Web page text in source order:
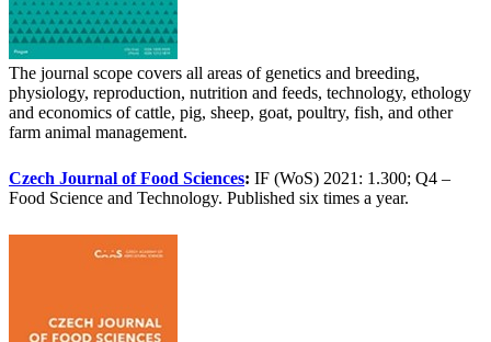
The journal scope covers all areas of genetics and breeding,
physiology, reproduction, nutrition and feeds, technology, ethology
and economics of cattle, pig, sheep, goat, poultry, fish, and other
farm animal management.
Czech Journal of Food Sciences: IF (WoS) 2021: 1.300; Q4 –
Food Science and Technology. Published six times a year.